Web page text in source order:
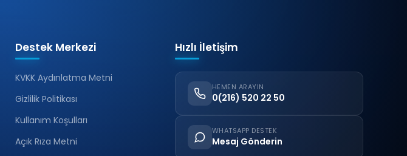
Destek Merkezi
KVKK Aydınlatma Metni
Gizlilik Politikası
Kullanım Koşulları
Açık Rıza Metni
Hızlı İletişim
HEMEN ARAYIN
0(216) 520 22 50
WHATSAPP DESTEK
Mesaj Gönderin